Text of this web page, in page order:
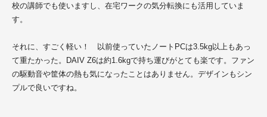
校の講師でも使いますし、在宅ワークの気分転換にも活用していま
す。
それに、すごく軽い！ 以前使っていたノートPCは3.5kg以上もあっ
て重たかった。DAIV Z6は約1.6kgで持ち運びがとても楽です。ファン
の駆動音や筐体の熱も気になったことはありません。デザインもシン
プルで良いですね。